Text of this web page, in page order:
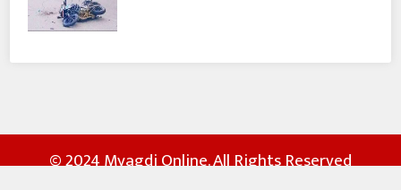
© 2024 Myagdi Online. All Rights Reserved